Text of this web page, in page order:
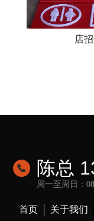
店
陈总
周一至周日：
首页 关于我们